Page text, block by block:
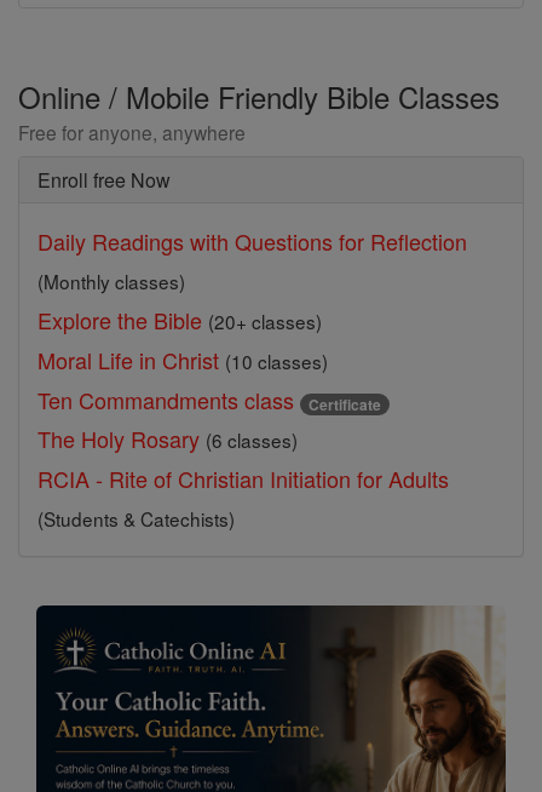
Online / Mobile Friendly Bible Classes
Free for anyone, anywhere
Enroll free Now
Daily Readings with Questions for Reflection
(Monthly classes)
Explore the Bible (20+ classes)
Moral Life in Christ (10 classes)
Ten Commandments class Certificate
The Holy Rosary (6 classes)
RCIA - Rite of Christian Initiation for Adults
(Students & Catechists)